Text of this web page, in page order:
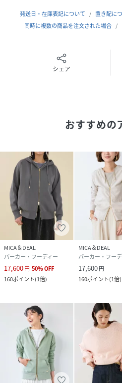
【coordinate】
パンツ合わせでは上品なリラッ
女性のように色や模様がいろい
く、きめ細やかで、研磨すると美
のある大理石のローマ語【
光のなかできらめく結晶石を意
する。
クリーンな洗練カジュアルをコ
心地・風合いのminimalなアイ
ムを融合し女性らしいstylingを
その人の新たな定番となり、大切
ような日常着をめざします。
*商品画像はできる限り実物の色
りますが、お使いのデバイスの
等の閲覧環境により実際の色味
います。
*画像の商品はサンプルです。実
異なる場合があります。予めご
発送日・在庫表記について 置き配に
同時に複数の商品を注文された場合
シェア
おすすめの
MICA＆DEAL
パーカー・フーディー
17,600円 50%OFF
160ポイント(1倍)
MICA＆DEAL
パーカー・フー
17,600円
160ポイント(1倍)